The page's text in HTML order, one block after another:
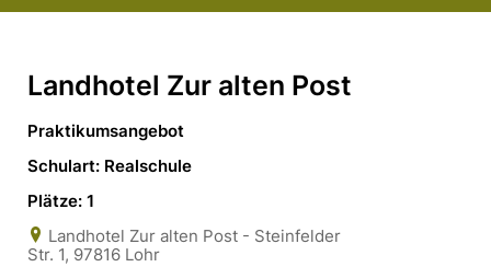
Landhotel Zur alten Post
Praktikumsangebot
Schulart: Realschule
Plätze: 1
Landhotel Zur alten Post - Steinfelder
Str. 1, 97816 Lohr